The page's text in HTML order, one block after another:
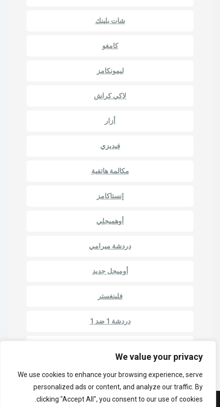
We value your privacy
We use cookies to enhance your browsing experience, serve
personalized ads or content, and analyze our traffic. By
clicking "Accept All", you consent to our use of cookies.
شات بلينك
كامغو
ليمونكامز
لاكي كراش
أزار
فيديزي
مكالمة هاتفية
إنستاكامز
أوهميجلي
دردشة ميرامي
أوميجل جديد
فلينغستر
دردشة 1 ضد 1